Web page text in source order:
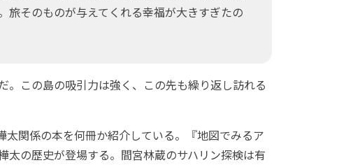
旅そのものが与えてくれる幸福が大きすぎたの
この島の吸引力は強く、この先も繰り返し訪れる
関係の本を何冊か紹介している。『地図でみるア
太の歴史が登場する。間宮林蔵のサハリン探検は有